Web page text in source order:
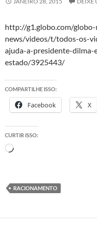
http://g1.globo.com/
news/videos/t/todos-os-
ajuda-a-presidente-
estado/3925443/
COMPARTILHE ISSO:
Facebook X
CURTIR ISSO:
Carregando...
RACIONAMENTO